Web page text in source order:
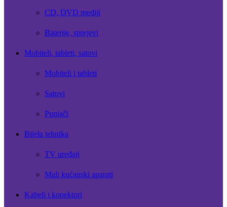
CD, DVD mediji
Baterije, sprejevi
Mobiteli, tableti, satovi
Mobiteli i tableti
Satovi
Punjači
Bijela tehnika
TV uređaji
Mali kućanski aparati
Kabeli i konektori